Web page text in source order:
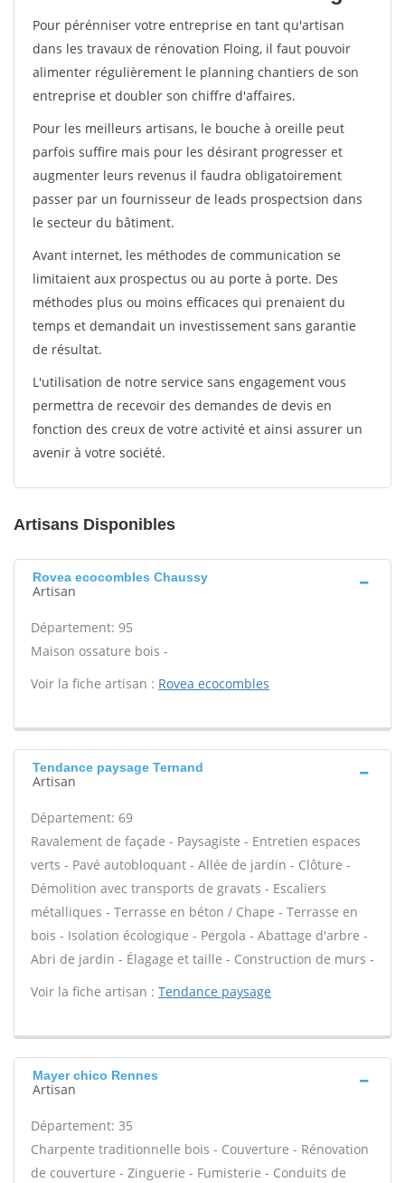
Pour pérénniser votre entreprise en tant qu'artisan
dans les travaux de rénovation Floing, il faut pouvoir
alimenter régulièrement le planning chantiers de son
entreprise et doubler son chiffre d'affaires.
Pour les meilleurs artisans, le bouche à oreille peut
parfois suffire mais pour les désirant progresser et
augmenter leurs revenus il faudra obligatoirement
passer par un fournisseur de leads prospectsion dans
le secteur du bâtiment.
Avant internet, les méthodes de communication se
limitaient aux prospectus ou au porte à porte. Des
méthodes plus ou moins efficaces qui prenaient du
temps et demandait un investissement sans garantie
de résultat.
L'utilisation de notre service sans engagement vous
permettra de recevoir des demandes de devis en
fonction des creux de votre activité et ainsi assurer un
avenir à votre société.
Artisans Disponibles
Rovea ecocombles Chaussy
Artisan
Département: 95
Maison ossature bois -
Voir la fiche artisan : Rovea ecocombles
Tendance paysage Ternand
Artisan
Département: 69
Ravalement de façade - Paysagiste - Entretien espaces
verts - Pavé autobloquant - Allée de jardin - Clôture -
Démolition avec transports de gravats - Escaliers
métalliques - Terrasse en béton / Chape - Terrasse en
bois - Isolation écologique - Pergola - Abattage d'arbre -
Abri de jardin - Élagage et taille - Construction de murs -
Voir la fiche artisan : Tendance paysage
Mayer chico Rennes
Artisan
Département: 35
Charpente traditionnelle bois - Couverture - Rénovation
de couverture - Zinguerie - Fumisterie - Conduits de